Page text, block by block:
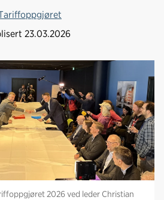
23.03.2026
2026 ved leder Christian